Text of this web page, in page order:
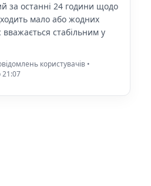
за останні 24 години щодо
мало або жодних
вважається стабільним у
користувачів •
21:07